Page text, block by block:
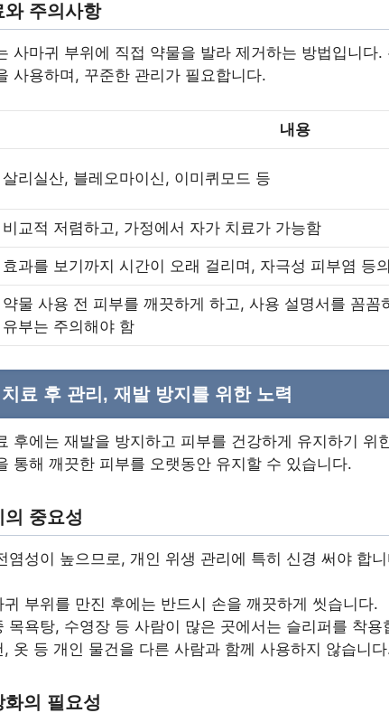
와 주의사항
사마귀 부위에 직접 약물을 발라 제거하는 방법입니다
사용하며, 꾸준한 관리가 필요합니다.
내용
살리실산, 블레오마이신, 이미퀴모드 등
비교적 저렴하고, 가정에서 자가 치료가 가능함
효과를 보기까지 시간이 오래 걸리며, 자극성 피부염 등
약물 사용 전 피부를 깨끗하게 하고, 사용 설명서를 꼼꼼
유부는 주의해야 함
료 후 관리, 재발 방지를 위한 노력
후에는 재발을 방지하고 피부를 건강하게 유지하기 위
통해 깨끗한 피부를 오랫동안 유지할 수 있습니다.
중요성
염성이 높으므로, 개인 위생 관리에 특히 신경 써야 합
귀 부위를 만진 후에는 반드시 손을 깨끗하게 씻습니다.
목욕탕, 수영장 등 사람이 많은 곳에서는 슬리퍼를 착용
, 옷 등 개인 물건을 다른 사람과 함께 사용하지 않습니
화의 필요성